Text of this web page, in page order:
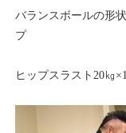
バランスボールの形
プ
ヒップスラスト20㎏